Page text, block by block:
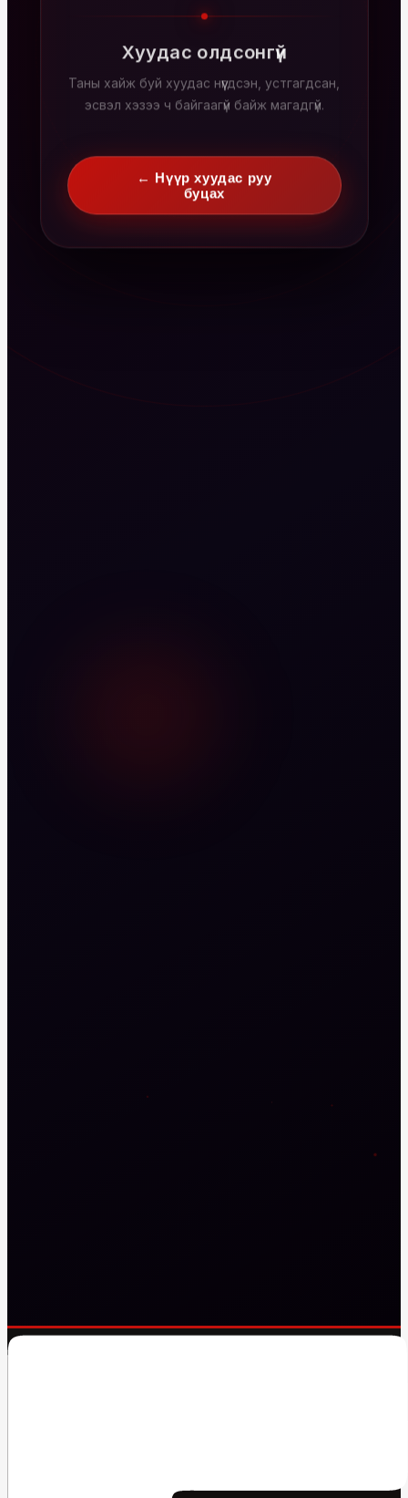
Хуудас олдсонгүй
Таны хайж буй хуудас нүүгдсэн, устгагдсан,
эсвэл хэзээ ч байгаагүй байж магадгүй.
← Нүүр хуудас руу
буцах